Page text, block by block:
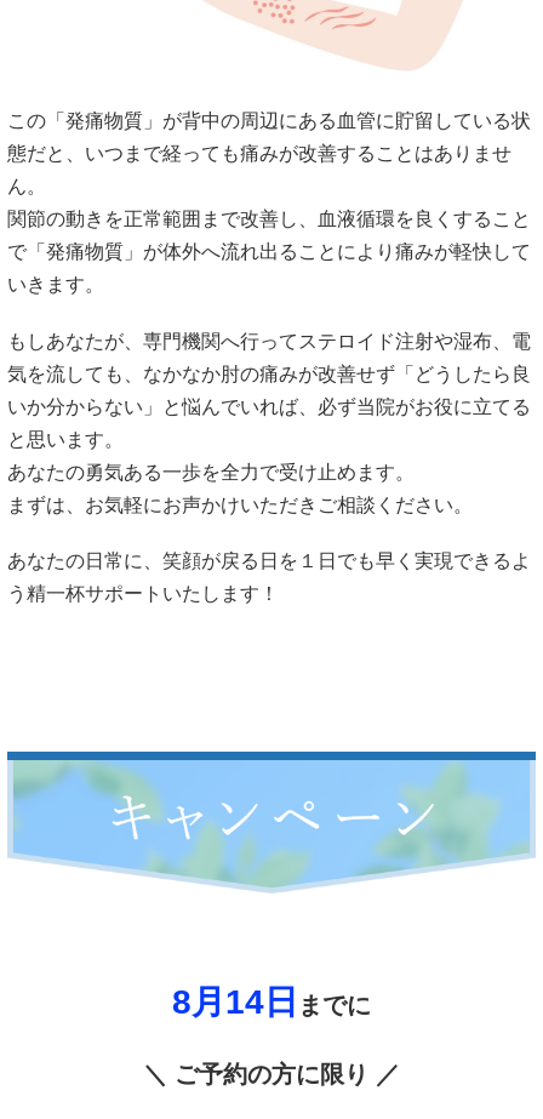
この「発痛物質」が背中の周辺にある血管に貯留している状
態だと、いつまで経っても痛みが改善することはありませ
ん。
関節の動きを正常範囲まで改善し、血液循環を良くすること
で「発痛物質」が体外へ流れ出ることにより痛みが軽快して
いきます。
もしあなたが、専門機関へ行ってステロイド注射や湿布、電
気を流しても、なかなか肘の痛みが改善せず「どうしたら良
いか分からない」と悩んでいれば、必ず当院がお役に立てる
と思います。
あなたの勇気ある一歩を全力で受け止めます。
まずは、お気軽にお声かけいただきご相談ください。
あなたの日常に、笑顔が戻る日を１日でも早く実現できるよ
う精一杯サポートいたします！
8月14 日 までに
＼ ご予約の方に限り ／